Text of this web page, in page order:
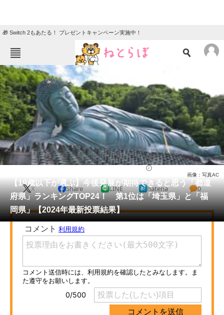
🎁 Switch 2もあたる！ プレゼントキャンペーン実施中！
ねとらぼメニュー
TOP ニュース
エンタメ クイズ
グルメ 地域
住まい 教育・育児
動物 リサーチ
会員記事
メディア
注目記事を集めた総合ページ
ITの今と未来を見通す
スマホと通信の最新トレンド
進化するPCとデバイスの未来
【19歳以下が選ぶ】今後発展が期待できると思う「都道
府県」ランキングTOP24！ 第1位は「埼玉県」と「福
岡県」【2024年最新投票結果】
画像：写真AC
X Share LINE hatena 0